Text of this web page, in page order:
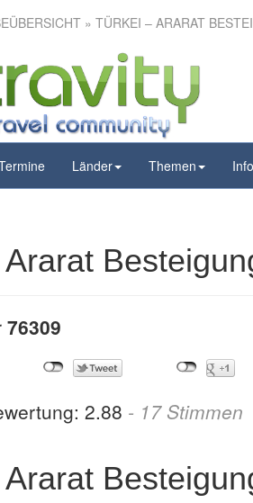
» TÜRKEI – ARARAT
Länder Themen Info
– Ararat
76309
2.88 - 17Stimmen